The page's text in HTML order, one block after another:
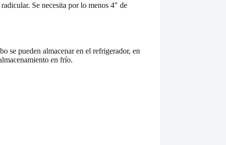
Se necesita por lo menos 4″ de
se pueden almacenar en el refrigerador, en
en frío.